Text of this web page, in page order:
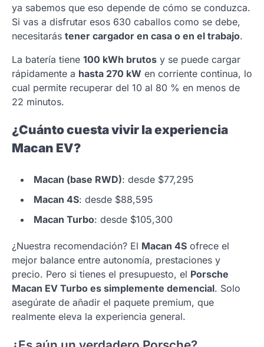
ya sabemos que eso depende de cómo se conduzca.
Si vas a disfrutar esos 630 caballos como se debe,
necesitarás tener cargador en casa o en el trabajo.
La batería tiene 100 kWh brutos y se puede cargar
rápidamente a hasta 270 kW en corriente continua, lo
cual permite recuperar del 10 al 80 % en menos de
22 minutos.
¿Cuánto cuesta vivir la experiencia
Macan EV?
Macan (base RWD): desde $77,295
Macan 4S: desde $88,595
Macan Turbo: desde $105,300
¿Nuestra recomendación? El Macan 4S ofrece el
mejor balance entre autonomía, prestaciones y
precio. Pero si tienes el presupuesto, el Porsche
Macan EV Turbo es simplemente demencial. Solo
asegúrate de añadir el paquete premium, que
realmente eleva la experiencia general.